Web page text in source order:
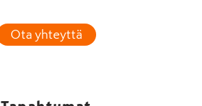
Ota yhteyttä